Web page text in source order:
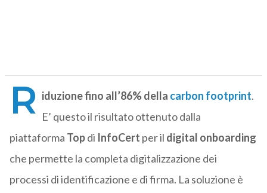
R iduzione fino all’86% della carbon footprint.
E’ questo il risultato ottenuto dalla
piattaforma Topdi InfoCert per il digital onboarding
che permette la completa digitalizzazione dei
processi di identificazione e di firma. La soluzione è